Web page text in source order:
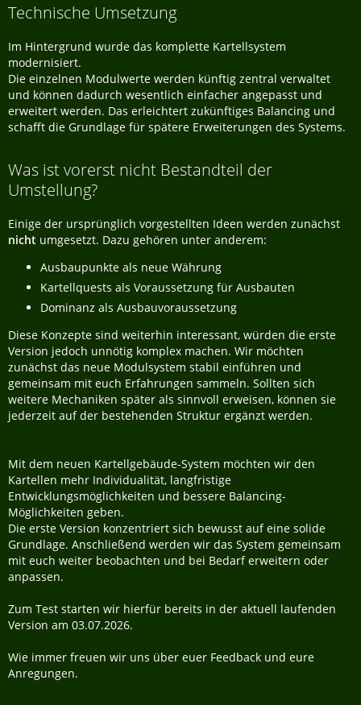
Technische Umsetzung
Im Hintergrund wurde das komplette Kartellsystem
modernisiert.
Die einzelnen Modulwerte werden künftig zentral verwaltet
und können dadurch wesentlich einfacher angepasst und
erweitert werden. Das erleichtert zukünftiges Balancing und
schafft die Grundlage für spätere Erweiterungen des Systems.
Was ist vorerst nicht Bestandteil der
Umstellung?
Einige der ursprünglich vorgestellten Ideen werden zunächst
nicht umgesetzt. Dazu gehören unter anderem:
Ausbaupunkte als neue Währung
Kartellquests als Voraussetzung für Ausbauten
Dominanz als Ausbauvoraussetzung
Diese Konzepte sind weiterhin interessant, würden die erste
Version jedoch unnötig komplex machen. Wir möchten
zunächst das neue Modulsystem stabil einführen und
gemeinsam mit euch Erfahrungen sammeln. Sollten sich
weitere Mechaniken später als sinnvoll erweisen, können sie
jederzeit auf der bestehenden Struktur ergänzt werden.
Mit dem neuen Kartellgebäude-System möchten wir den
Kartellen mehr Individualität, langfristige
Entwicklungsmöglichkeiten und bessere Balancing-
Möglichkeiten geben.
Die erste Version konzentriert sich bewusst auf eine solide
Grundlage. Anschließend werden wir das System gemeinsam
mit euch weiter beobachten und bei Bedarf erweitern oder
anpassen.
Zum Test starten wir hierfür bereits in der aktuell laufenden
Version am 03.07.2026.
Wie immer freuen wir uns über euer Feedback und eure
Anregungen.